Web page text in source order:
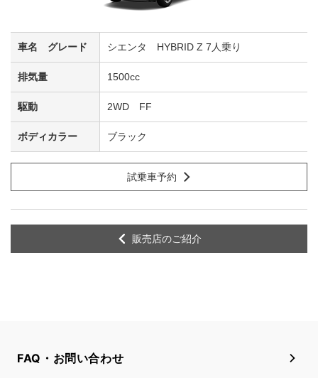
シエンタ HYBRID Z 7人乗り
1500cc
2WD FF
ブラック
試乗車予約
販売店のご紹介
FAQ・お問い合わせ